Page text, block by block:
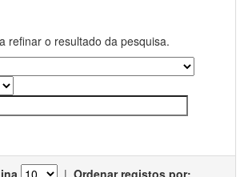
refinar o resultado da pesquisa.
| Ordenar registos por: